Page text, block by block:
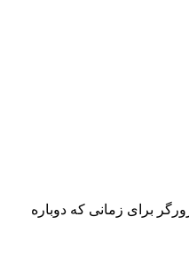
برای زمانی که دوباره